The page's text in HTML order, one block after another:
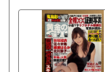
り・谷桃子・美元・南
あいだゆあ・穂花・佐
春咲あずみ・範田紗々